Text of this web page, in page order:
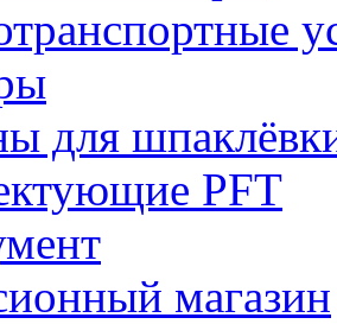
для
PFT
магазин